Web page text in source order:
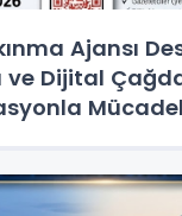
Ajansı
ve Dijital